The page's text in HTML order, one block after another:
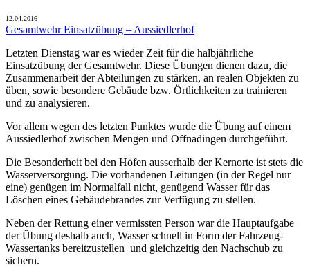
12.04.2016
Gesamtwehr Einsatzübung – Aussiedlerhof
Letzten Dienstag war es wieder Zeit für die halbjährliche
Einsatzübung der Gesamtwehr. Diese Übungen dienen dazu, die
Zusammenarbeit der Abteilungen zu stärken, an realen Objekten zu
üben, sowie besondere Gebäude bzw. Örtlichkeiten zu trainieren
und zu analysieren.
Vor allem wegen des letzten Punktes wurde die Übung auf einem
Aussiedlerhof zwischen Mengen und Offnadingen durchgeführt.
Die Besonderheit bei den Höfen ausserhalb der Kernorte ist stets die
Wasserversorgung. Die vorhandenen Leitungen (in der Regel nur
eine) genügen im Normalfall nicht, genügend Wasser für das
Löschen eines Gebäudebrandes zur Verfügung zu stellen.
Neben der Rettung einer vermissten Person war die Hauptaufgabe
der Übung deshalb auch, Wasser schnell in Form der Fahrzeug-
Wassertanks bereitzustellen und gleichzeitig den Nachschub zu
sichern.